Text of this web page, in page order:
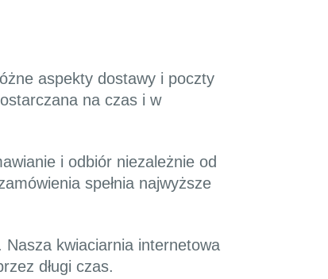
aspekty dostawy i poczty
na czas i w
i odbiór niezależnie od
spełnia najwyższe
kwiaciarnia internetowa
długi czas.